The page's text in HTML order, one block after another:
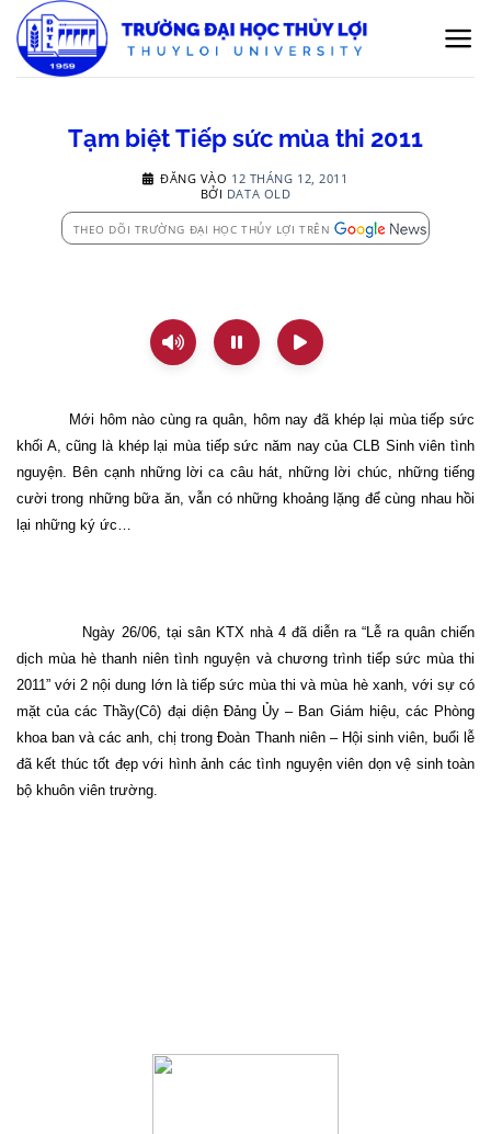
qua
nội
Tạm biệt Tiếp sức mùa thi 2011
ĐĂNG VÀO 12 THÁNG 12, 2011
BỞI DATA OLD
THEO DÕI TRƯỜNG ĐẠI HỌC THỦY LỢI TRÊN
Mới hôm nào cùng ra quân, hôm nay đã khép lại mùa tiếp sức
khối A, cũng là khép lại mùa tiếp sức năm nay của CLB Sinh viên tình
nguyện. Bên cạnh những lời ca câu hát, những lời chúc, những tiếng
cười trong những bữa ăn, vẫn có những khoảng lặng để cùng nhau hồi
lại những ký ức…
Ngày 26/06, tại sân KTX nhà 4 đã diễn ra “Lễ ra quân chiến
dịch mùa hè thanh niên tình nguyện và chương trình tiếp sức mùa thi
2011” với 2 nội dung lớn là tiếp sức mùa thi và mùa hè xanh, với sự có
mặt của các Thầy(Cô) đại diện Đảng Ủy – Ban Giám hiệu, các Phòng
khoa ban và các anh, chị trong Đoàn Thanh niên – Hội sinh viên, buổi lễ
đã kết thúc tốt đẹp với hình ảnh các tình nguyện viên dọn vệ sinh toàn
bộ khuôn viên trường.